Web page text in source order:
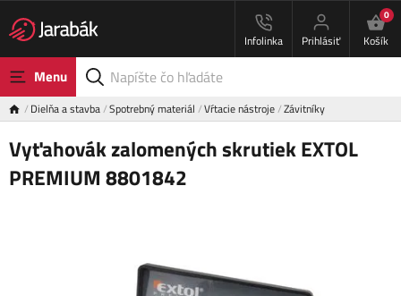
Infolinka Prihlásiť
0
Košík
Menu
Dielňa a stavba Spotrebný materiál Vŕtacie nástroje Závitníky
Vyťahovák zalomených skrutiek EXTOL
PREMIUM 8801842